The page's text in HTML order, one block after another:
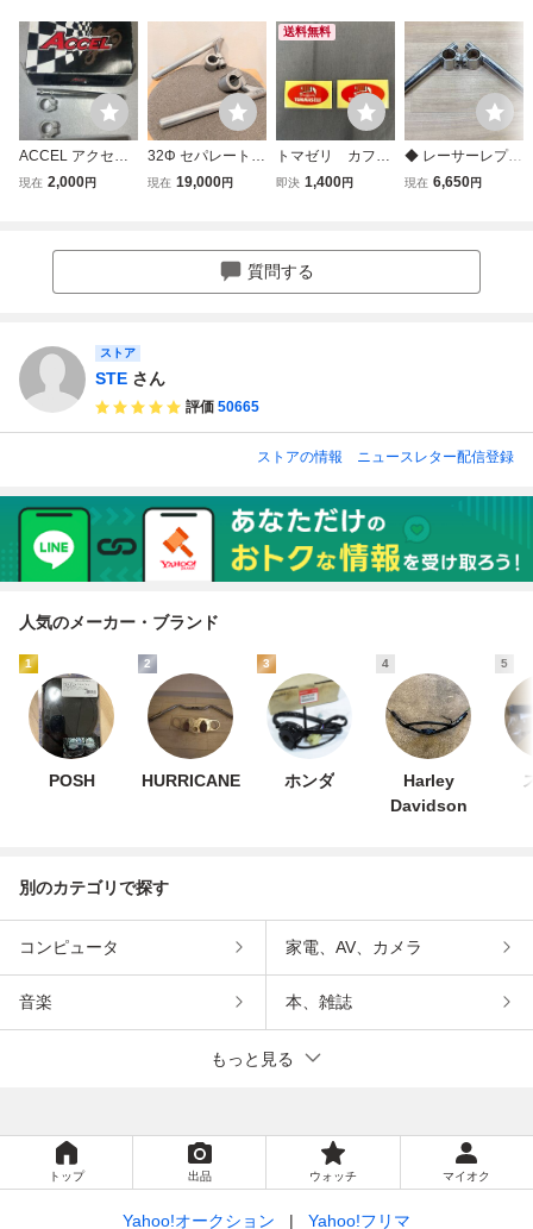
ACCEL アクセル
汎用 35Φ セパハ
現在 2,000円
32Φ セパレートハ
ンドル アルミ シ
RD250 RD350 社
外 カスタム ハン
現在 19,000円
送料無料
トマゼリ カフ
ェ セパハン セ
即決 1,400円
◆ レーサーレプリ
カ セパハン 垂角
現在 6,650円
質問する
ストア
STE さん
評価 50665
ストアの情報 ニュースレター配信登録
人気のメーカー・ブランド
1
POSH
2
HURRICANE
3
ホンダ
4
Harley
Davidson
5
別のカテゴリで探す
コンピュータ 家電、AV、カメラ
音楽 本、雑誌
もっと見る
トップ 出品 ウォッチ マイオク
Yahoo!オークション Yahoo!フリマ